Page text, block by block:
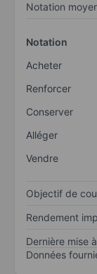
Notation
Notation
Acheter
Renforcer
Conserver
Alléger
Vendre
Objectif de
Rendement
Dernière mise
Données